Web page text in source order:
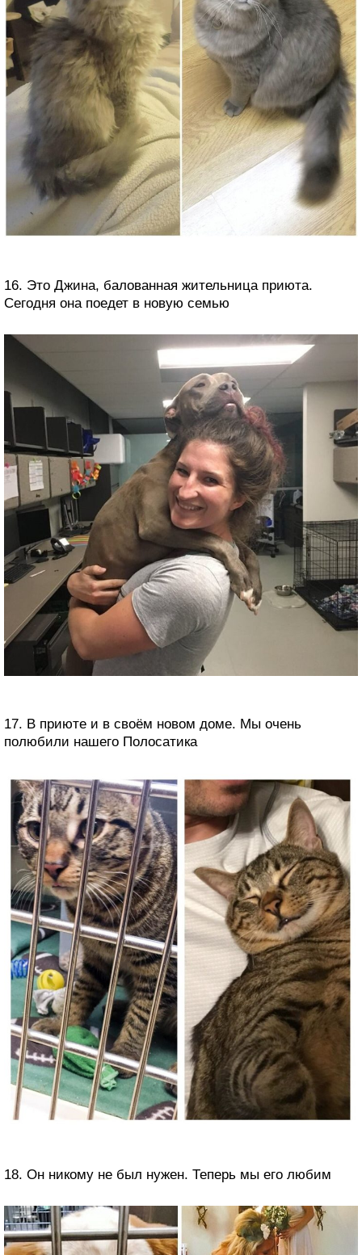
16. Это Джина, балованная жительница приюта.
Сегодня она поедет в новую семью
17. В приюте и в своём новом доме. Мы очень
полюбили нашего Полосатика
18. Он никому не был нужен. Теперь мы его любим